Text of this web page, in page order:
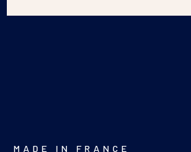
MADE IN FRANCE